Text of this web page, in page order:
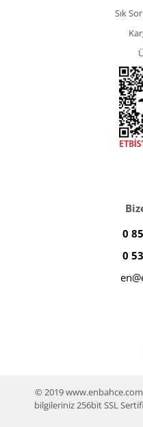
Sık
0
0
© 2019 www.enbahce.com
bilgileriniz 256bit SSL